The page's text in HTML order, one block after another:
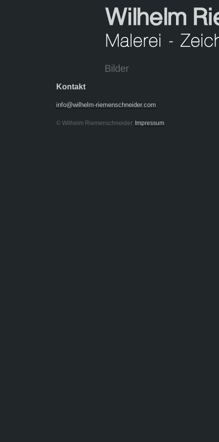
Bilder
Kontakt
info@wilhelm-riemenschneider.com
© Wilhelm Riemenschneider. Impressum